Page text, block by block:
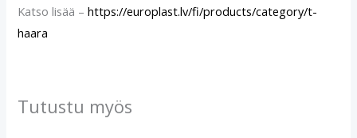
Katso lisää –https://europlast.lv/fi/products/category/t-
haara
Tutustu myös